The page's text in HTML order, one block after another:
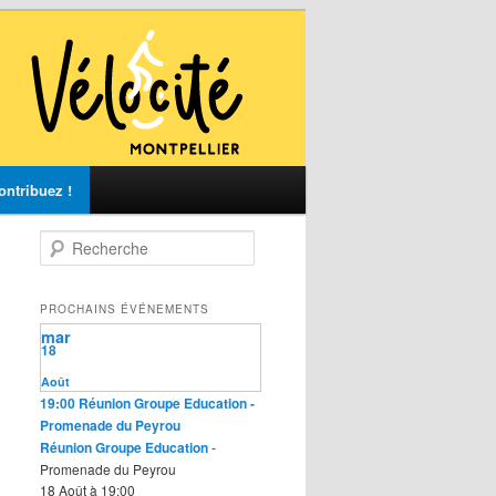
!
e
h
e
r
h
e
PROCHAINS ÉVÉNEMENTS
Août
18
mar
19:00 Réunion Groupe Education-
Promenade du Peyrou
Réunion Groupe Education-
Promenade du Peyrou
18 Août à 19:00